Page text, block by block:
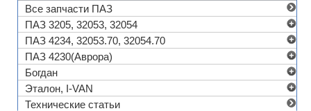
Все запчасти ПАЗ
ПАЗ 3205, 32053, 32054
ПАЗ 4234, 32053.70, 32054.70
ПАЗ 4230(Аврора)
Богдан
Эталон, I-VAN
Технические статьи